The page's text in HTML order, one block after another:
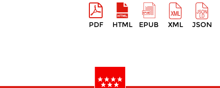
PDF HTML EPUB XML JSON